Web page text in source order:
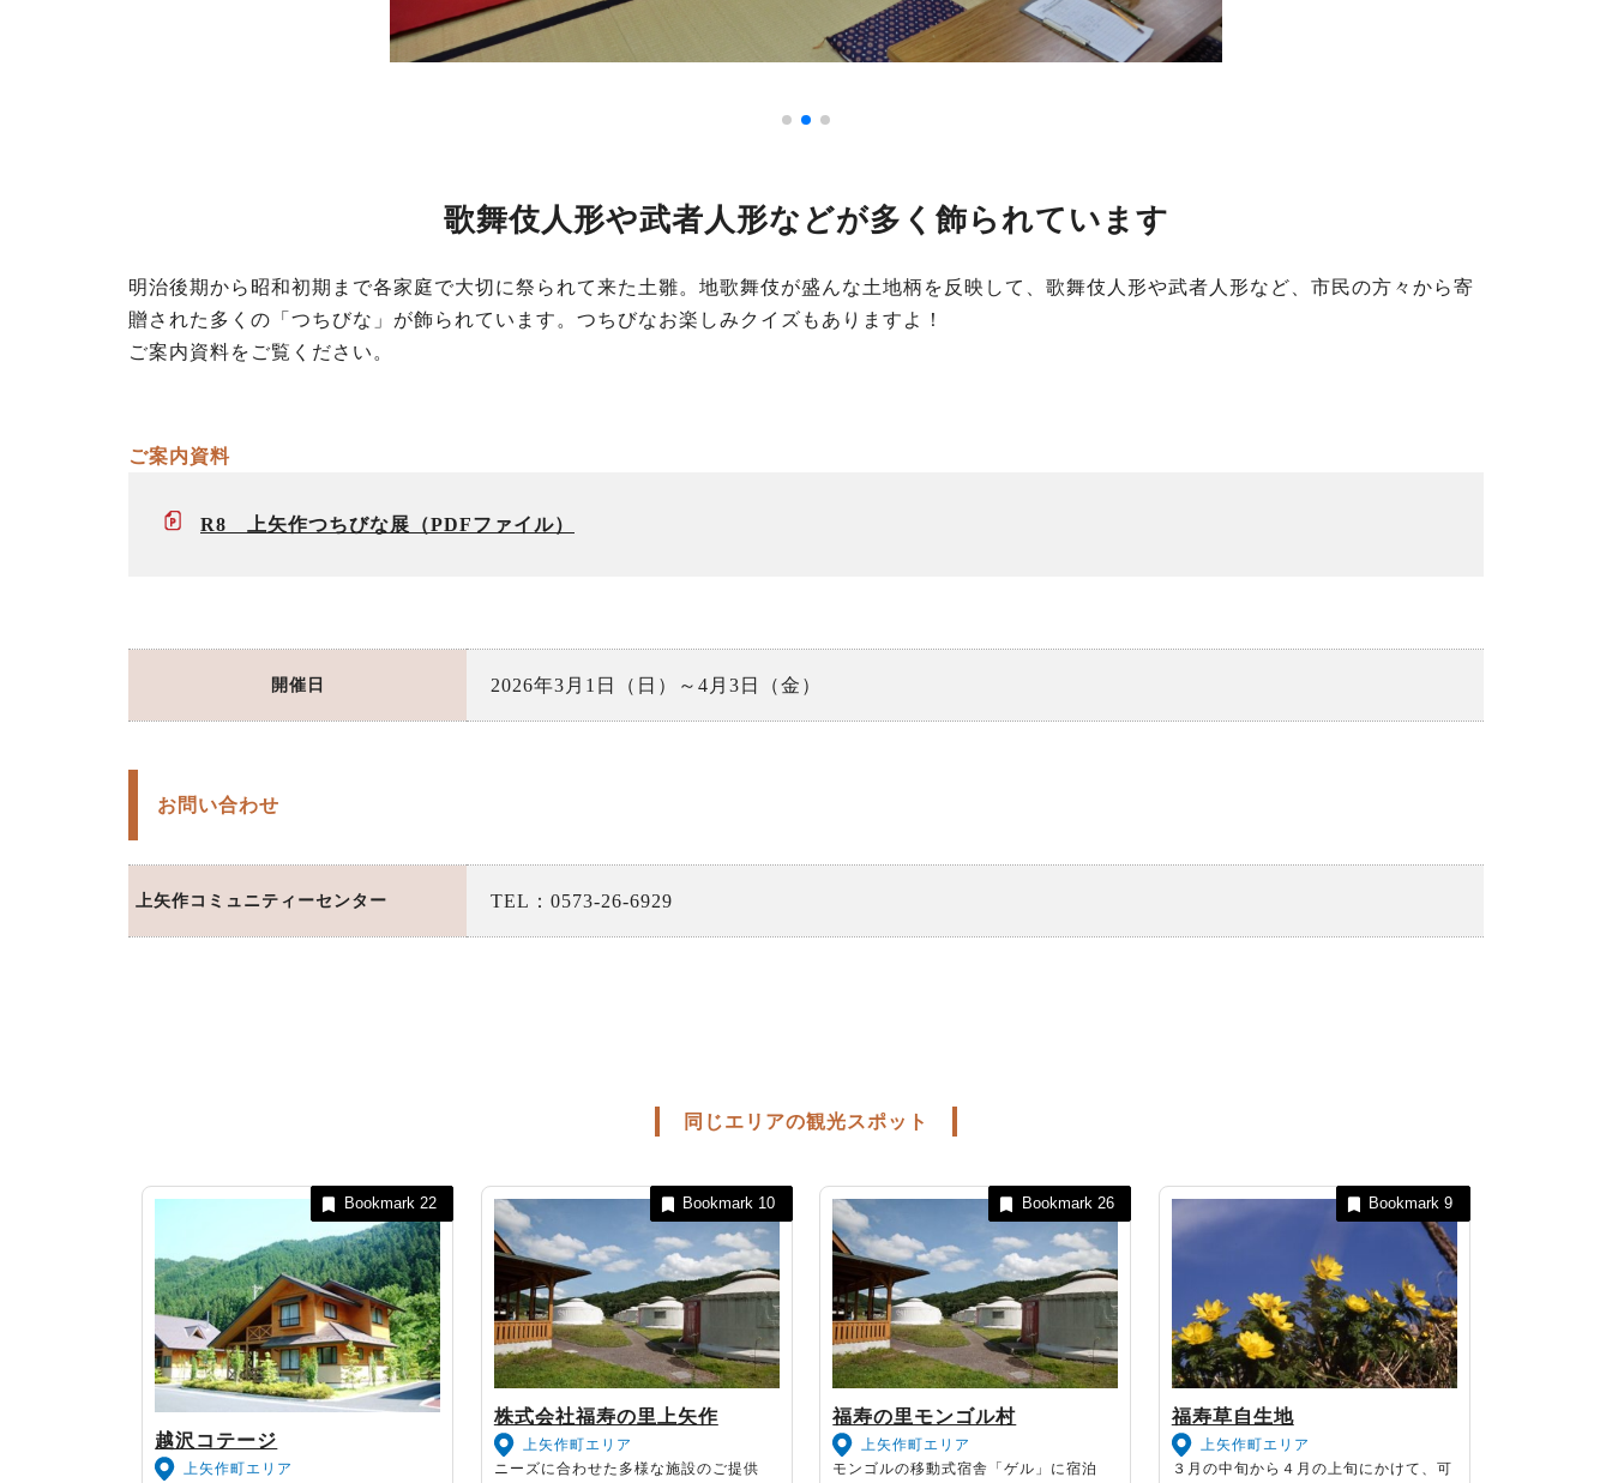
歌舞伎人形や武者人形などが多く飾られています
明治後期から昭和初期まで各家庭で大切に祭られて来た土雛。地歌舞伎が盛んな土地柄を反映して、歌舞伎人形や武者人形など、市民の方々から寄
贈された多くの「つちびな」が飾られています。つちびなお楽しみクイズもありますよ！
ご案内資料をご覧ください。
ご案内資料
R8 上矢作つちびな展
開催日 2026年3月1日（日）～4月3日（金）
お問い合わせ
上矢作コミュニティーセンター TEL：0573-26-6929
同じエリアの観光スポット
越沢コテージ
上矢作町エリア
Bookmark 22
株式会社福寿の里上矢作
上矢作町エリア
ニーズに合わせた多様な施設のご提供
Bookmark 10
福寿の里モンゴル村
上矢作町エリア
モンゴルの移動式宿舎「ゲル」に宿泊
Bookmark 26
福寿草自生地
上矢作町エリア
３月の中旬から４月の上旬にかけて、可
Bookmark9